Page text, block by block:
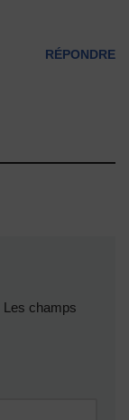
RÉPONDRE
Les champs